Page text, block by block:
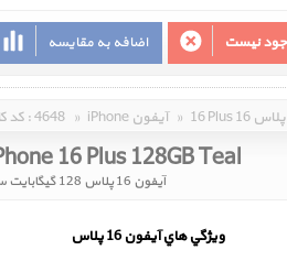
اضافه به مقایسه نیست
کد کالا : 4648 » iPhone آیفون » 16 Plus 16 پلاس
16 Plus 128GB Teal
آیفون 16 پلاس 128 گیگابایت سبز
ويژگي هاي آيفون 16 پلاس